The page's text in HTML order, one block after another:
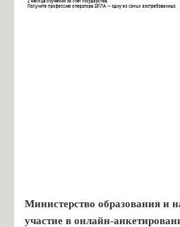
Министерство образования и
участие в онлайн-